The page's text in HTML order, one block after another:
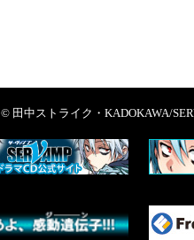
© 田中ストライク・KADOKAWA/